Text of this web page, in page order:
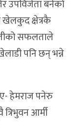
उपविजेता बनेको
खेलकुद क्षेत्रकै
सफलताले
पनि छन् भन्ने
हेमराज पनेरु
आर्मी